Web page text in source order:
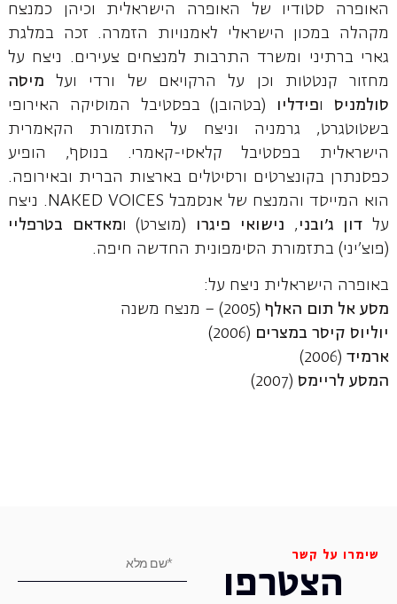
האופרה סטודיו של האופרה הישראלית וכיהן כמנצח
מקהלה במכון הישראלי לאמנויות הזמרה. זכה במלגת
גארי ברתיני ומשרד התרבות למנצחים צעירים. ניצח על
מחזור קנטטות וכן על הרקויאם של ורדי ועל מיסה
סולמניס ופידליו (בטהובן) בפסטיבל המוסיקה האירופי
בשטוטגרט, גרמניה וניצח על התזמורת הקאמרית
הישראלית בפסטיבל קלאסי-קאמרי. בנוסף, הופיע
כפסנתרן בקונצרטים ורסיטלים בארצות הברית ובאירופה.
הוא המייסד והמנצח של אנסמבל NAKED VOICES. ניצח
על דון ג'ובני , נישואי פיגרו (מוצרט) ומאדאם בטרפליי
(פוצ'יני) בתזמורת הסימפונית החדשה חיפה.
באופרה הישראלית ניצח על:
מסע אל תום האלף(2005) – מנצח משנה
יוליוס קיסר במצרים (2006)
ארמיד(2006)
המסע לריימס (2007)
שימרו על קשר
הצטרפו